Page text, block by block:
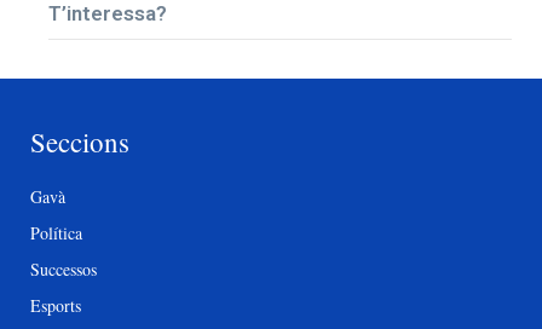
T’interessa?
Seccions
Gavà
Política
Successos
Esports